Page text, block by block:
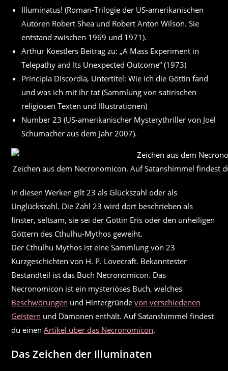
Illuminatus! (Roman-Trilogie der US-amerikanischen
Autoren Robert Shea und Robert Anton Wilson. Sie
entstand zwischen 1969 und 1971).
Arthur Koestlers Beitrag zu: „A Mass Experiment in
Telepathy and Its Unexpected Outcome“ (1973)
Principia Discordia, Untertitel: Wie ich die Göttin fand
und was ich mit ihr tat (Sammlung von satirischen
religiösen Texten und Illustrationen)
Number 23 (US-amerikanischer Mysterythriller von Joel
Schumacher aus dem Jahr 2007).
Zeichen aus dem Necronomicon. Auf Satanshimmel findest
In diesen Werken gilt 23 als Glückszahl oder als
Unglückszahl. Die Zahl 23 wird dort beschrieben als
finster, seltsam, sie sei der Göttin Eris oder den unheiligen
Göttern des Cthulhu-Mythos geweiht.
Der Cthulhu Mythos ist eine Sammlung von 23
Kurzgeschichten von H. P. Lovecraft. Bekanntester
Bestandteil ist das Buch Necronomicon. Das
Necronomicon ist ein mysteriöses Buch, welches
Beschwörungen und Hintergründevon verschiedenen
Geistern und Dämonen enthält. Auf Satanshimmel findest
du einenArtikel über das Necronomicon.
Das Zeichen der Illuminaten